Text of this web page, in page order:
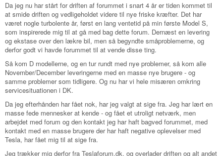
Da jeg nu har stårt for driften af forummet i snart 4 år er tiden kommet til
at smide driften og vedligeholdet videre til nye friske kræfter. Det har
været nogle turbolente år, først en lang ventetid på min første Model S,
som inspirerede mig til at gå med bag dette forum. Dernæst en levering
og ekstase over den lækre bil, men så begyndte småproblemerne, og
derfor godt vi havde forummet til at vende disse ting.
Så kom D modellerne, og en tur rundt med nye problemer, så kom alle
November/December leveringerne med en masse nye brugere - og
samme problemer som tidligere. Og nu har vi hele misæren omkring
servicesituationen i DK.
Da jeg efterhånden har fået nok, har jeg valgt at sige fra. Jeg har lært en
masse fede mennesker at kende - og fået et utroligt netværk, men
arbejdet med forum og den kontakt jeg har haft bagved forummet, med
kontakt med en masse brugere der har haft negative oplevelser med
Tesla, har fået mig til at sige fra.
Jeg trækker mig derfor fra Teslaforum.dk, og overlader driften og alt andet